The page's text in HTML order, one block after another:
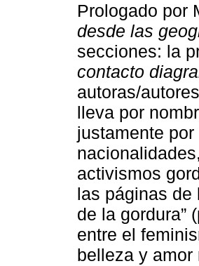
Prologado por
desde las
secciones: la
contacto
autoras/
lleva por
justamente
activismos
las páginas de
de la gordura”
entre el
belleza y amor